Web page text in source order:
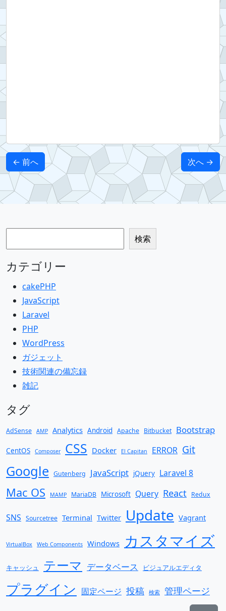
← 前へ 次へ →
検索
カテゴリー
cakePHP
JavaScript
Laravel
PHP
WordPress
ガジェット
技術関連の備忘録
雑記
タグ
AdSense AMP Analytics Android Apache Bitbucket Bootstrap
CentOS Composer CSS Docker El Capitan ERROR Git
Google Gutenberg JavaScript jQuery Laravel 8
Mac OS MAMP MariaDB Microsoft Query React Redux
SNS Sourcetree Terminal Twitter Update Vagrant
VirtualBox Web Components Windows カスタマイズ
キャッシュ テーマ データベース ビジュアルエディタ
プラグイン 固定ページ 投稿 検索 管理ページ